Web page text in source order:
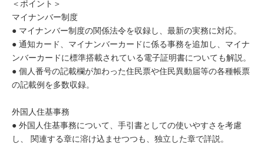
＜ポイント＞
マイナンバー制度
● マイナンバー制度の関係法令を収録し、最新の実務に対応。
● 通知カード、マイナンバーカードに係る事務を追加し、マイナ
ンバーカードに標準搭載されている電子証明書についても解説。
● 個人番号の記載欄が加わった住民票や住民異動届等の各種帳票
の記載例を多数収録。
外国人住基事務
● 外国人住基事務について、手引書としての使いやすさを考慮
し、 関連する章に溶け込ませつつも、独立した章で詳説。